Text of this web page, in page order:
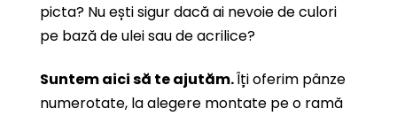
picta? Nu ești sigur dacă ai nevoie de culori
pe bază de ulei sau de acrilice?
Suntem aici să te ajutăm.Îți oferim pânze
numerotate, la alegere montate pe o ramă